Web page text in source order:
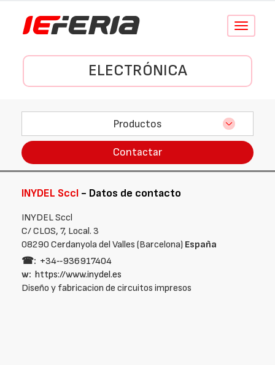
Conmutar
ELECTRÓNICA
Productos
Contactar
INYDEL Sccl - Datos de contacto
INYDEL Sccl
C/ CLOS, 7, Local. 3
08290 Cerdanyola del Valles (Barcelona) España
☎: +34‑‑936917404
w: https://www.inydel.es
Diseño y fabricacion de circuitos impresos